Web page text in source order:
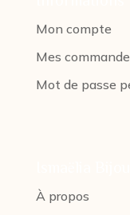
Mon compte
Mes
Mot de passe
À propos